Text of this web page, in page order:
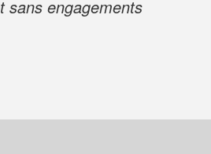
sans engagements